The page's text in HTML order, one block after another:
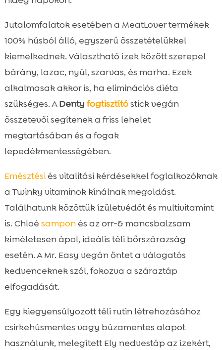
Jutalomfalatok esetében a MeatLover termékek
100% húsból álló, egyszerű összetételükkel
kiemelkednek. Választható ízek között szerepel
bárány, lazac, nyúl, szarvas, és marha. Ezek
alkalmasak akkor is, ha eliminációs diéta
szükséges. ADenty fogtisztítóstick vegán
összetevői segítenek a friss lehelet
megtartásában és a fogak
lepedékmentességében.
Emésztésiés vitalitási kérdésekkel foglalkozóknak
a Twinky vitaminok kínálnak megoldást.
Találhatunk közöttük ízületvédőt és multivitamint
is. Chloé samponés az orr-& mancsbalzsam
kíméletesen ápol, ideális téli bőrszárazság
esetén. A Mr. Easy vegán öntet a válogatós
kedvenceknek szól, fokozva a száraztáp
elfogadását.
Egy kiegyensúlyozott téli rutin létrehozásához
csirkehúsmentes vagy búzamentes alapot
használunk, melegített Ely nedvestáp az ízekért,